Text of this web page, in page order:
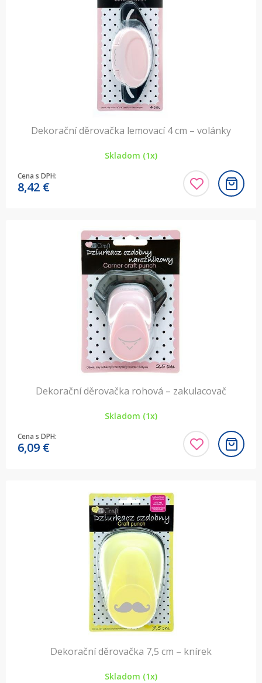
Dekorační děrovačka lemovací 4 cm – volánky
Skladom (1x)
Cena s DPH:
8,42 €
Dekorační děrovačka rohová – zakulacovač
Skladom (1x)
Cena s DPH:
6,09 €
Dekorační děrovačka 7,5 cm – knírek
Skladom (1x)